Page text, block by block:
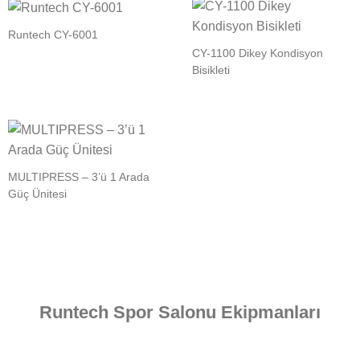
Runtech CY-6001
CY-1100 Dikey Kondisyon
Bisikleti
MULTIPRESS – 3’ü 1 Arada
Güç Ünitesi
Runtech Spor Salonu Ekipmanları